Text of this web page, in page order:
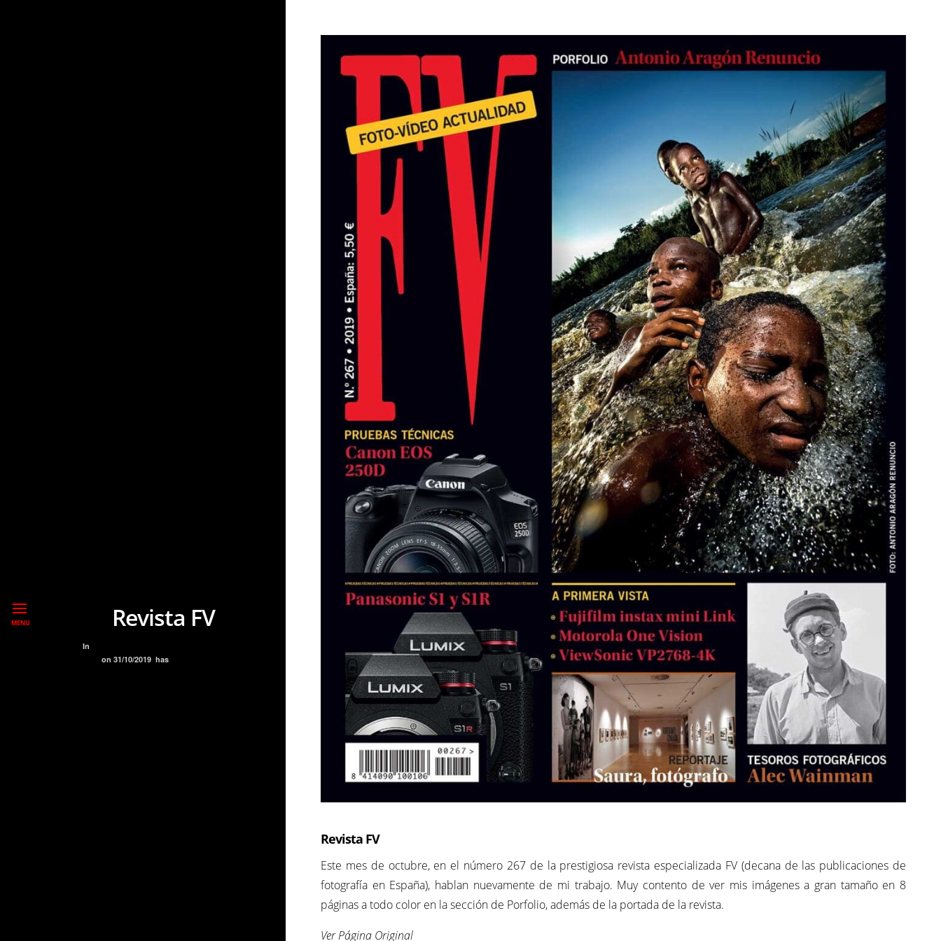
MENU Revista FV
In
on 31/10/2019 has
Revista FV
Este mes de octubre, en el número 267 de la prestigiosa revista especializada FV (decana de las publicaciones de
fotografía en España), hablan nuevamente de mi trabajo. Muy contento de ver mis imágenes a gran tamaño en 8
páginas a todo color en la sección de Porfolio, además de la portada de la revista.
Ver Página Original